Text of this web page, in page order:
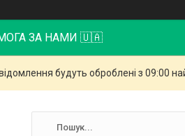
ЗА НАМИ 🇺🇦
будуть оброблені з 09:00